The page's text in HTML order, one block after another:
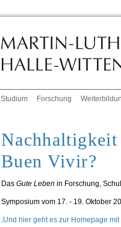
Studium Forschung
Buen Vivir?
Das Gute Leben in Forschung,
Symposium vom 17. - 19. Oktober
.Und hier geht es zur Homepage